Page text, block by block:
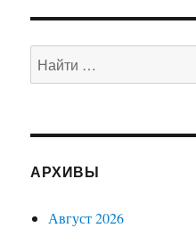
Искать:
АРХИВЫ
Август 2026